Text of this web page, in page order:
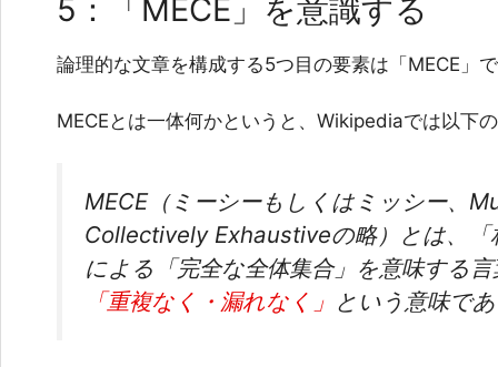
5：「MECE」を意識する
論理的な文章を構成する5つ目の要素は「MECE」
MECEとは一体何かというと、Wikipediaでは以下
MECE（ミーシーもしくはミッシー、
Collectively Exhaustiveの略）とは、「
による「完全な全体集合」を意味する
「重複なく・漏れなく」 という意味で